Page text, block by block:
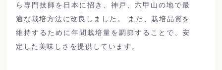
ら専門技師を日本に招き、神戸、六甲山の地で最
適な栽培方法に改良しました。 また、栽培品質を
維持するために年間栽培量を調節することで、安
定した美味しさを提供しています。